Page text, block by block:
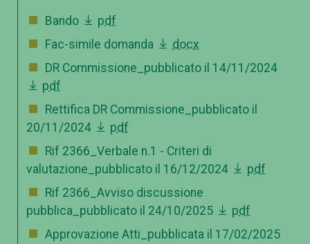
Bando
pdf
Fac-simile domanda
docx
DR Commissione_pubblicato il 14/11/2024
pdf
Rettifica DR Commissione_pubblicato il
20/11/2024
pdf
Rif 2366_Verbale n.1 - Criteri di
valutazione_pubblicato il 16/12/2024
pdf
Rif 2366_Avviso discussione
pubblica_pubblicato il 24/10/2025
pdf
Approvazione Atti_pubblicata il 17/02/2025